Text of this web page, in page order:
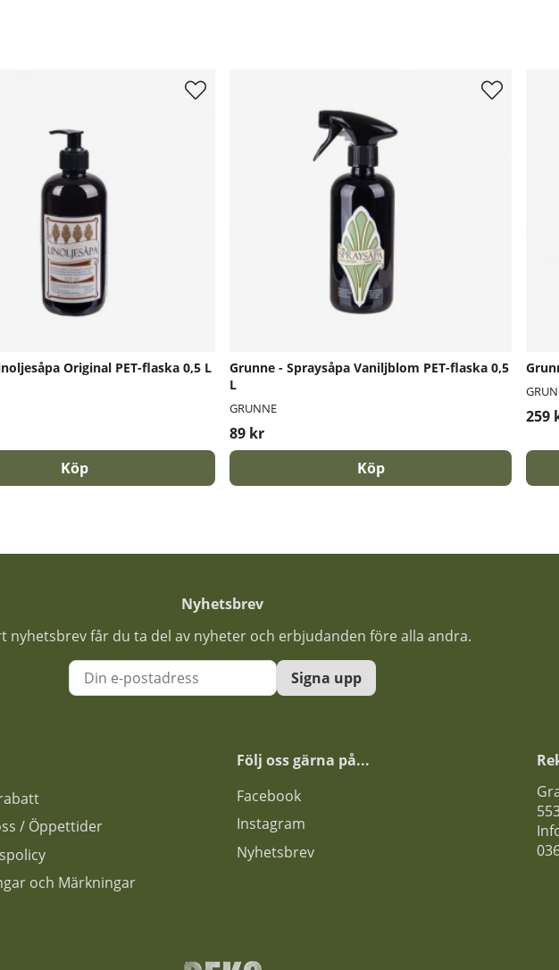
Original PET-flaska 0,5 L
Köp
Grunne - Spraysåpa Vaniljblom PET-flaska 0,5
L
GRUNNE
89 kr
Köp
259
Nyhetsbrev
nyhetsbrev får du ta del av nyheter och erbjudanden före alla andra.
Signa upp
/ Öppettider
och Märkningar
Följ oss gärna på...
Facebook
Instagram
Nyhetsbrev